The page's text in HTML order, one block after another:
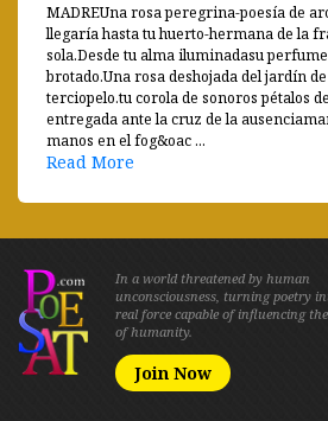
MADREUna rosa peregrina-poesía de
llegaría hasta tu huerto-hermana de la
sola.Desde tu alma iluminadasu
brotado.Una rosa deshojada del jardín
terciopelo.tu corola de sonoros pétalos
entregada ante la cruz de la
manos en el fog&oac ...
Read More
In a world threatened by human
unconsciousness, turning poetry
real force capable of influencing
of humanity.
Join Now